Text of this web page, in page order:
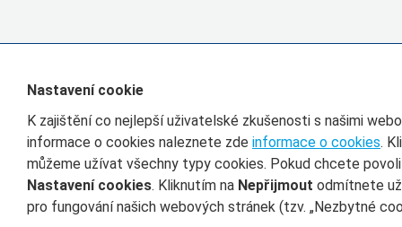
Nastavení cookie
K zajištění co nejlepší uživatelské zkušenosti s našimi
informace o cookies naleznete zde informace o cookies.
můžeme užívat všechny typy cookies. Pokud chcete
Nastavení cookies. Kliknutím na Nepřijmout odmítnete
pro fungování našich webových stránek (tzv. „Nezbytné